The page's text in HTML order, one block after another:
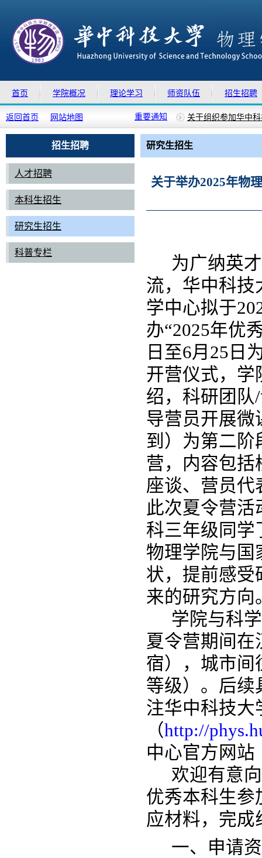
首页 学院概况 理论学习 师资队伍 招生招聘
返回首页 网站地图 重要通知
关于组织参加华中
物理学院2025年德
关于做好暑假期间
上移 下移
招生招聘
人才招聘
本科生招生
研究生招生
科普专栏
研究生招生
关于举办2025年物
为广纳英
流，华中科技
学中心拟于
办“2025年优
日至6月 25 日
开营仪式，学
绍，科研团队
导营员开展微
到）为第二阶
营，内容包括
座谈、营员代
此次夏令营
科三年级同学
物理学院与国
状，提前感受
来的研究方向
学院与科
夏令营期间在
宿），城市间
等级）。后续
注华中科技大
（http://
中心官方网站
欢迎有意
优秀本科生参
应材料，完成
一、申请